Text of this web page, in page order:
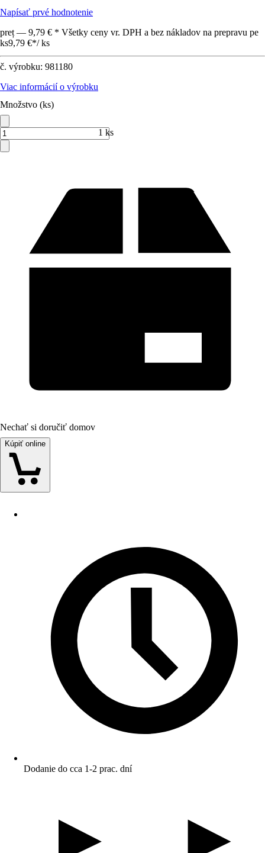
Napísať prvé hodnotenie
preț — 9,79 € * Všetky ceny vr. DPH a bez nákladov na prepravu pe
ks9,79 €*/ ks
č. výrobku: 981180
Viac informácií o výrobku
Množstvo (ks)
1 ks
Nechať si doručiť domov
Kúpiť online
Dodanie do cca 1-2 prac. dní